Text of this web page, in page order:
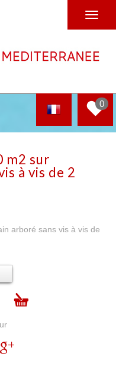
0
à vis de 2
arboré sans vis à vis de